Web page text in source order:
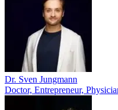
Dr. Sven Jungmann
Doctor, Entrepreneur,